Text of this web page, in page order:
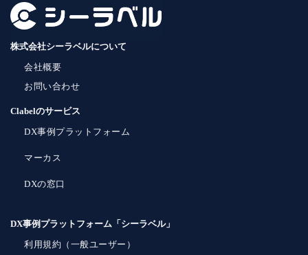
株式会社シーラベルについて
会社概要
お問い合わせ
Clabelのサービス
DX事例プラットフォーム
マーカス
DXの窓口
DX事例プラットフォーム「シーラベル」
利用規約（一般ユーザー）